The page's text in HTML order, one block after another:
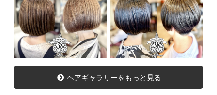
ヘアギャラリーをもっと見る